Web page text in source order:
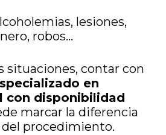
lesiones,
robos…
situaciones, contar con
en
con disponibilidad
marcar la diferencia
procedimiento.